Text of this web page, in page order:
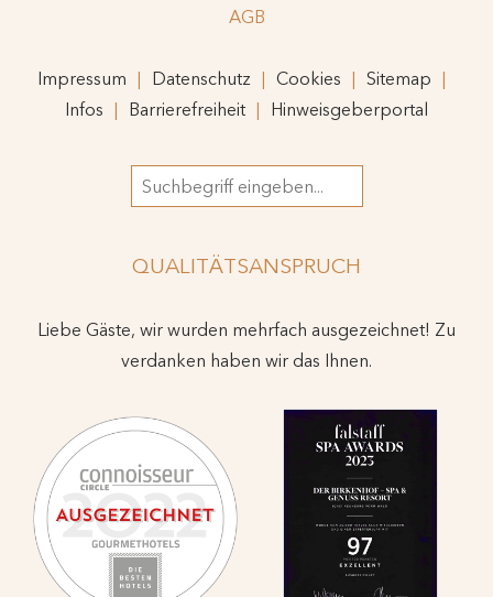
AGB
Impressum Datenschutz Cookies
Sitemap
Infos
Barrierefreiheit Hinweisgeberportal
Suchbegriff
QUALITÄTSANSPRUCH
Liebe Gäste, wir wurden mehrfach ausgezeichnet! Zu
verdanken haben wir das Ihnen.